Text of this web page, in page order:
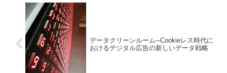
データクリーンルーム─Cookieレス時代に
おけるデジタル広告の新しいデータ戦略